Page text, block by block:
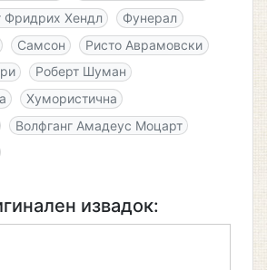
Фридрих Хендл
Фунерал
Самсон
Ристо Аврамовски
Роберт Шуман
Хумористична
Волфганг Амадеус Моцарт
извадок: